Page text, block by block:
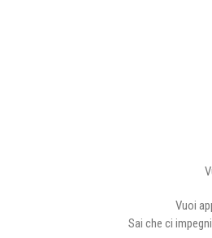
Vuoi
Sai che ci